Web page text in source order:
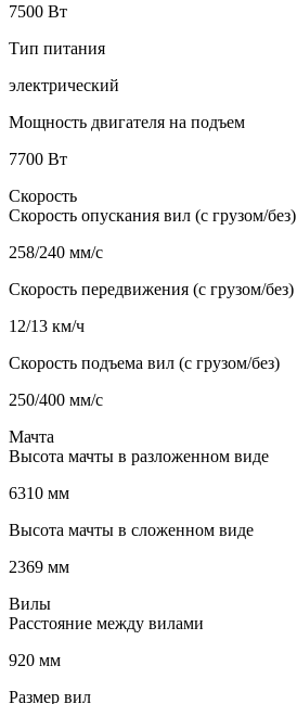
7500 Вт
Тип питания
электрический
Мощность двигателя на подъем
7700 Вт
Скорость
Скорость опускания вил (с грузом/без)
258/240 мм/с
Скорость передвижения (с грузом/без)
12/13 км/ч
Скорость подъема вил (с грузом/без)
250/400 мм/с
Мачта
Высота мачты в разложенном виде
6310 мм
Высота мачты в сложенном виде
2369 мм
Вилы
Расстояние между вилами
920 мм
Размер вил